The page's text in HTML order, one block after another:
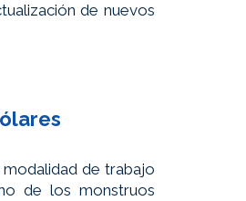
de nuevos
de trabajo
de los monstruos